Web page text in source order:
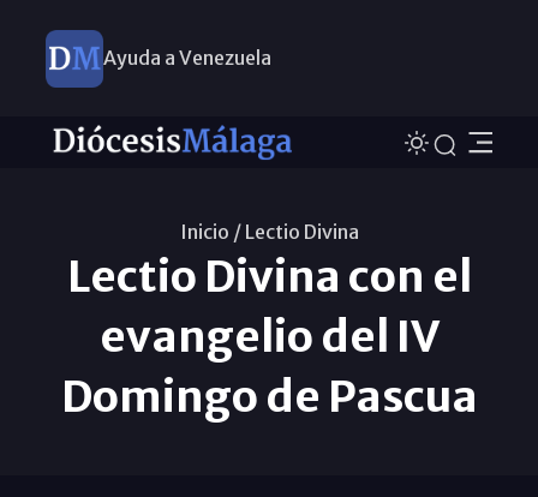
Ayuda a Venezuela
Inicio / Lectio Divina
Lectio Divina con el
evangelio del IV
Domingo de Pascua